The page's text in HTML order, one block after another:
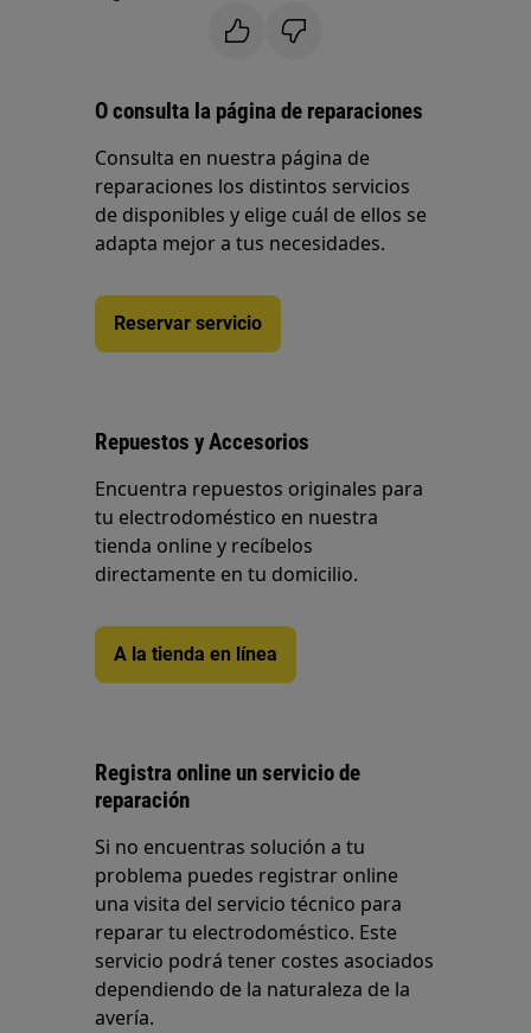
O consulta la página de reparaciones
Consulta en nuestra página de
reparaciones los distintos servicios
de disponibles y elige cuál de ellos se
adapta mejor a tus necesidades.
Reservar servicio
Repuestos y Accesorios
Encuentra repuestos originales para
tu electrodoméstico en nuestra
tienda online y recíbelos
directamente en tu domicilio.
A la tienda en línea
Registra online un servicio de
reparación
Si no encuentras solución a tu
problema puedes registrar online
una visita del servicio técnico para
reparar tu electrodoméstico. Este
servicio podrá tener costes asociados
dependiendo de la naturaleza de la
avería.